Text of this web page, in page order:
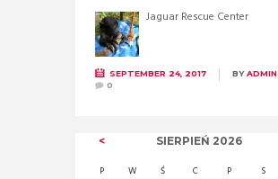
Jaguar Rescue Center
SEPTEMBER 24, 2017 BYADMIN
0
SIERPIEŃ 2026
P W Ś C P S